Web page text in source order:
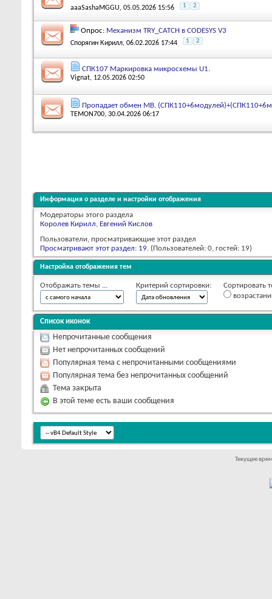
aaaSashaMGGU, 05.05.2026 15:56 1 2
Опрос: Механизм TRY_CATCH в CODESYS V3
Спорягин Кирилл, 06.02.2026 17:44 1 2
СПК107 Маркировка микросхемы U1.
Vignat, 12.05.2026 02:50
Пропадает обмен MB.
TEMON700, 30.04.2026 06:17
Информация о разделе и настройки отображения
Модераторы этого раздела
Королев Кирилл, Евгений Кислов
Пользователи, просматривающие этот раздел
Просматривают этот раздел: 19. (Пользователей: 0, гостей: 19)
Настройка отображения тем
Отображать темы ... Критерий сортировки:
Сортировать
Список иконок
Непрочитанные сообщения
Нет непрочитанных сообщений
Популярная тема с непрочитанными сообщениями
Популярная тема без непрочитанных сообщений
Тема закрыта
В этой теме есть ваши сообщения
Текущее